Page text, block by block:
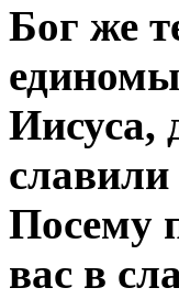
Бог же
Иисуса,
Посему
вас в